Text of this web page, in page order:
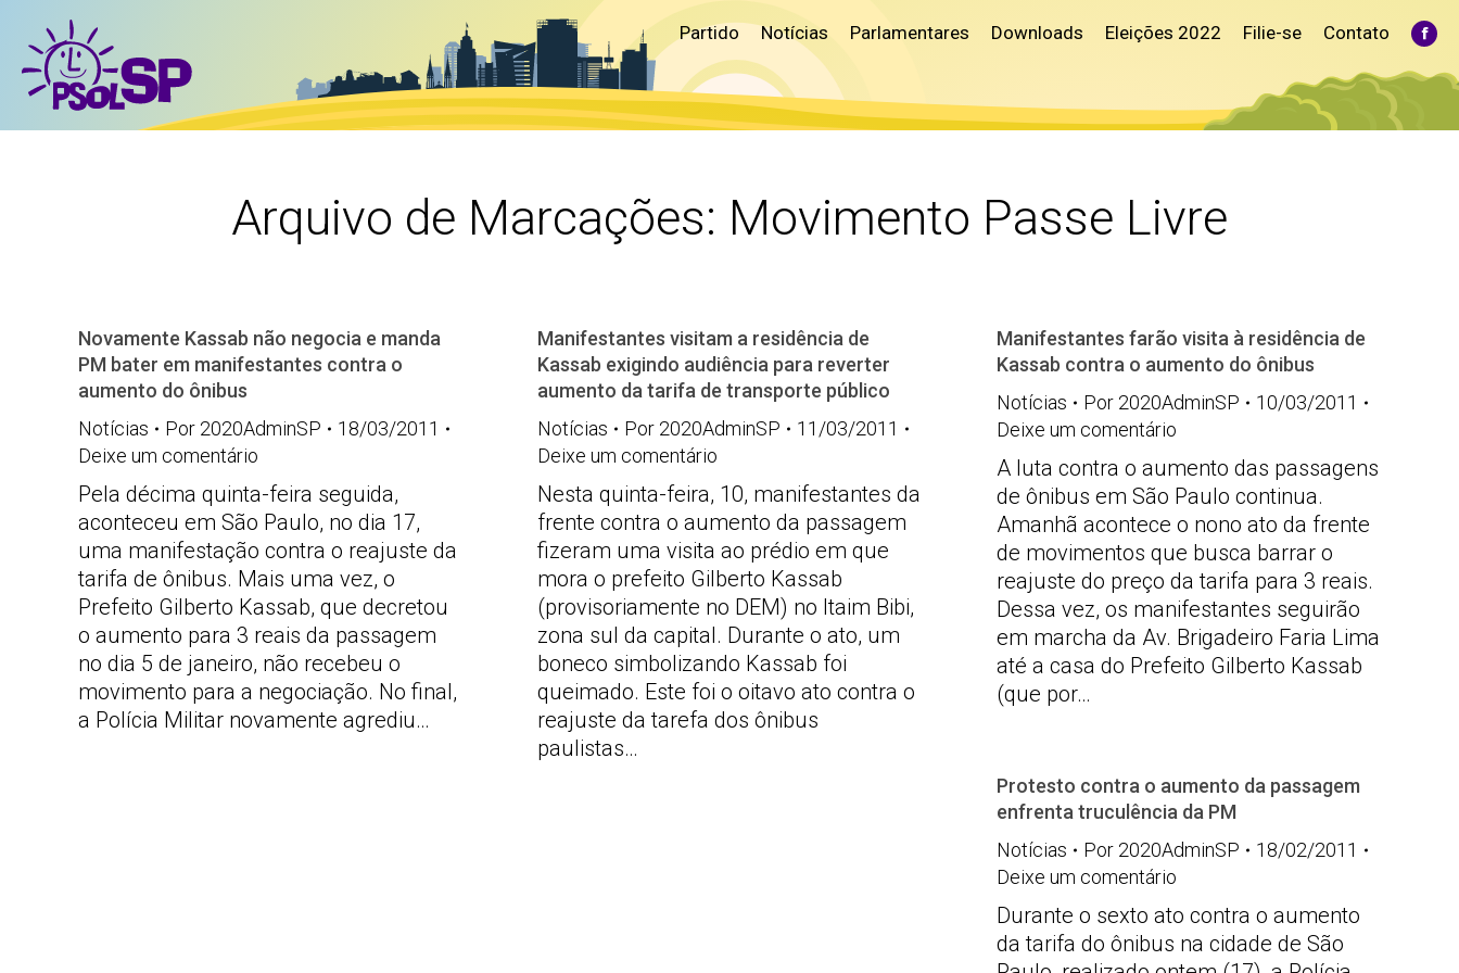
Partido Notícias Parlamentares Downloads Eleições 2022 Filie-se Contato
Arquivo de Marcações: Movimento Passe Livre
Novamente Kassab não negocia e manda
PM bater em manifestantes contra o
aumento do ônibus
Notícias
Por 2020AdminSP
18/03/2011
Deixe um comentário
Pela décima quinta-feira seguida,
aconteceu em São Paulo, no dia 17,
uma manifestação contra o reajuste da
tarifa de ônibus. Mais uma vez, o
Prefeito Gilberto Kassab, que decretou
o aumento para 3 reais da passagem
no dia 5 de janeiro, não recebeu o
movimento para a negociação. No final,
a Polícia Militar novamente agrediu…
Manifestantes visitam a residência de
Kassab exigindo audiência para reverter
aumento da tarifa de transporte público
Notícias
Por 2020AdminSP
11/03/2011
Deixe um comentário
Nesta quinta-feira, 10, manifestantes da
frente contra o aumento da passagem
fizeram uma visita ao prédio em que
mora o prefeito Gilberto Kassab
(provisoriamente no DEM) no Itaim Bibi,
zona sul da capital. Durante o ato, um
boneco simbolizando Kassab foi
queimado. Este foi o oitavo ato contra o
reajuste da tarefa dos ônibus
paulistas…
Manifestantes farão visita à residência de
Kassab contra o aumento do ônibus
Notícias
Por 2020AdminSP
10/03/2011
Deixe um comentário
A luta contra o aumento das passagens
de ônibus em São Paulo continua.
Amanhã acontece o nono ato da frente
de movimentos que busca barrar o
reajuste do preço da tarifa para 3 reais.
Dessa vez, os manifestantes seguirão
em marcha da Av. Brigadeiro Faria Lima
até a casa do Prefeito Gilberto Kassab
(que por…
Protesto contra o aumento da passagem
enfrenta truculência da PM
Notícias
Por 2020AdminSP
18/02/2011
Deixe um comentário
Durante o sexto ato contra o aumento
da tarifa do ônibus na cidade de São